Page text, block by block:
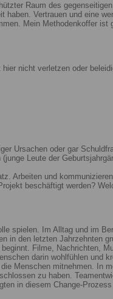
Raum des
Vertrauen und eine
Mein Methodenkoffer ist
nicht verletzen oder
Ursachen oder gar
Leute der
Arbeiten und
beschäftigt werden?
spielen. Im Alltag und im
den letzten Jahrzehnten
Filme,
darin wohlfühlen
Menschen mitnehmen. In
zu haben.
in diesem Change-